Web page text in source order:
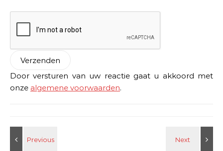
Door versturen van uw reactie gaat u akkoord met
onze algemene voorwaarden.